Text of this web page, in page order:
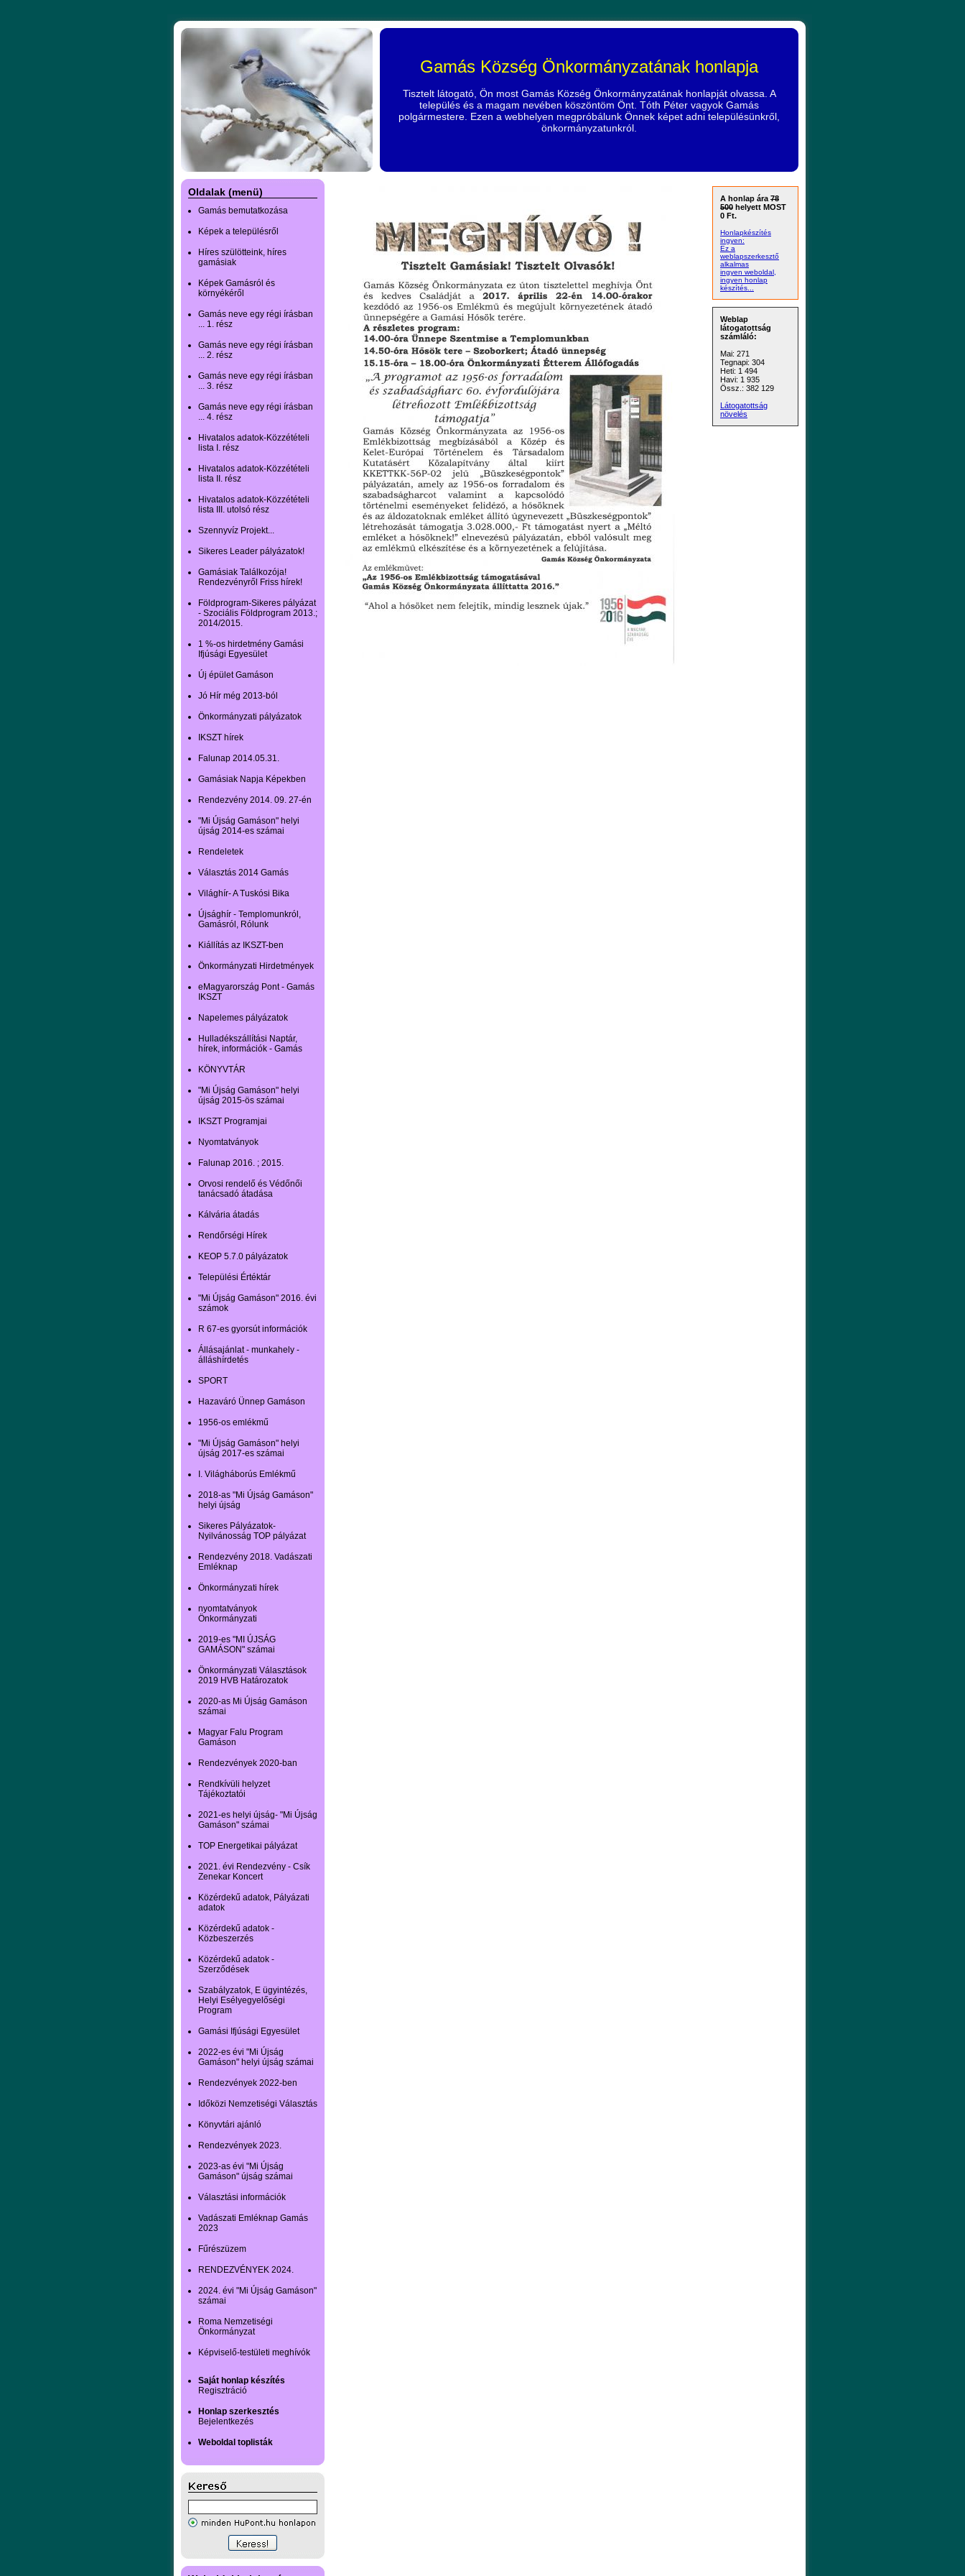
Gamás Község Önkormányzatának honlapja
Tisztelt látogató, Ön most Gamás Község Önkormányzatának honlapját olvassa. A
település és a magam nevében köszöntöm Önt. Tóth Péter vagyok Gamás
polgármestere. Ezen a webhelyen megpróbálunk Önnek képet adni településünkről,
önkormányzatunkról.
Oldalak (menü)
Gamás bemutatkozása
Képek a településről
Híres szülötteink, híres
gamásiak
Képek Gamásról és
környékéről
Gamás neve egy régi írásban
... 1. rész
Gamás neve egy régi írásban
... 2. rész
Gamás neve egy régi írásban
... 3. rész
Gamás neve egy régi írásban
... 4. rész
Hivatalos adatok-Közzétételi
lista I. rész
Hivatalos adatok-Közzétételi
lista II. rész
Hivatalos adatok-Közzétételi
lista III. utolsó rész
Szennyvíz Projekt...
Sikeres Leader pályázatok!
Gamásiak Találkozója!
Rendezvényről Friss hírek!
Földprogram-Sikeres pályázat
- Szociális Földprogram 2013.;
2014/2015.
1 %-os hirdetmény Gamási
Ifjúsági Egyesület
Új épület Gamáson
Jó Hír még 2013-ból
Önkormányzati pályázatok
IKSZT hírek
Falunap 2014.05.31.
Gamásiak Napja Képekben
Rendezvény 2014. 09. 27-én
"Mi Újság Gamáson" helyi
újság 2014-es számai
Rendeletek
Választás 2014 Gamás
Világhír- A Tuskósi Bika
Újsághír - Templomunkról,
Gamásról, Rólunk
Kiállítás az IKSZT-ben
Önkormányzati Hirdetmények
eMagyarország Pont - Gamás
IKSZT
Napelemes pályázatok
Hulladékszállítási Naptár,
hírek, információk - Gamás
KÖNYVTÁR
"Mi Újság Gamáson" helyi
újság 2015-ös számai
IKSZT Programjai
Nyomtatványok
Falunap 2016. ; 2015.
Orvosi rendelő és Védőnői
tanácsadó átadása
Kálvária átadás
Rendőrségi Hírek
KEOP 5.7.0 pályázatok
Települési Értéktár
"Mi Újság Gamáson" 2016. évi
számok
R 67-es gyorsút információk
Állásajánlat - munkahely -
álláshírdetés
SPORT
Hazaváró Ünnep Gamáson
1956-os emlékmű
"Mi Újság Gamáson" helyi
újság 2017-es számai
I. Világháborús Emlékmű
2018-as "Mi Újság Gamáson"
helyi újság
Sikeres Pályázatok-
Nyilvánosság TOP pályázat
Rendezvény 2018. Vadászati
Emléknap
Önkormányzati hírek
nyomtatványok
Önkormányzati
2019-es "MI ÚJSÁG
GAMÁSON" számai
Önkormányzati Választások
2019 HVB Határozatok
2020-as Mi Újság Gamáson
számai
Magyar Falu Program
Gamáson
Rendezvények 2020-ban
Rendkívüli helyzet
Tájékoztatói
2021-es helyi újság- "Mi Újság
Gamáson" számai
TOP Energetikai pályázat
2021. évi Rendezvény - Csík
Zenekar Koncert
Közérdekű adatok, Pályázati
adatok
Közérdekű adatok -
Közbeszerzés
Közérdekű adatok -
Szerződések
Szabályzatok, E ügyintézés,
Helyi Esélyegyelőségi
Program
Gamási Ifjúsági Egyesület
2022-es évi "Mi Újság
Gamáson" helyi újság számai
Rendezvények 2022-ben
Időközi Nemzetiségi Választás
Könyvtári ajánló
Rendezvények 2023.
2023-as évi "Mi Újság
Gamáson" újság számai
Választási információk
Vadászati Emléknap Gamás
2023
Fűrészüzem
RENDEZVÉNYEK 2024.
2024. évi "Mi Újság Gamáson"
számai
Roma Nemzetiségi
Önkormányzat
Képviselő-testületi meghívók
Saját honlap készítés
Regisztráció
Honlap szerkesztés
Bejelentkezés
Weboldal toplisták
A honlap ára 78
500 helyett MOST
0 Ft.
Honlapkészítés
ingyen:
Ez a
weblapszerkesztő
alkalmas
ingyen weboldal,
ingyen honlap
készítés...
Weblap
látogatottság
számláló:
Mai: 271
Tegnapi: 304
Heti: 1 494
Havi: 1 935
Össz.: 382 129
Látogatottság
növelés